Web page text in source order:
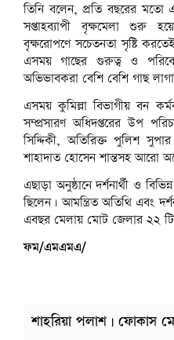
তিনি বলেন, প্রতি বছরের মতো
সপ্তাহব্যাপী বৃক্ষমেলা শুরু
বৃক্ষরোপণে সচেতনতা সৃষ্টি
এসময় গাছের গুরুত্ব ও
অভিভাবকরা বেশি বেশি গাছ
এসময় কুমিল্লা বিভাগীয় বন
সম্প্রসারণ অধিদপ্তরের উপ
সিদ্দিকী, অতিরিক্ত পুলিশ
শাহাদাত হোসেন শান্তসহ আরো
এছাড়া অনুষ্ঠানে দর্শনার্থী ও
ছিলেন। আমন্ত্রিত অতিথি এবং
এবছর মেলায় মোট জেলার ২২
ফম/এমএমএ/
শাহরিয়া পলাশ | ফোকাস